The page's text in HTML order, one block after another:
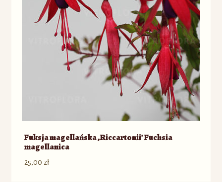
Fuksja magellańska ‚Riccartonii’ Fuchsia
magellanica
25,00 zł